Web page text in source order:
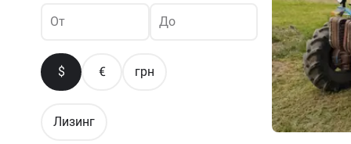
От До
$ € грн
Лизинг